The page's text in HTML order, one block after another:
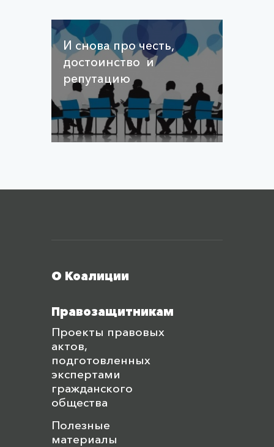
И снова про честь,
достоинство и
репутацию
О Коалиции
Правозащитникам
Проекты правовых
актов,
подготовленных
экспертами
гражданского
общества
Полезные
материалы